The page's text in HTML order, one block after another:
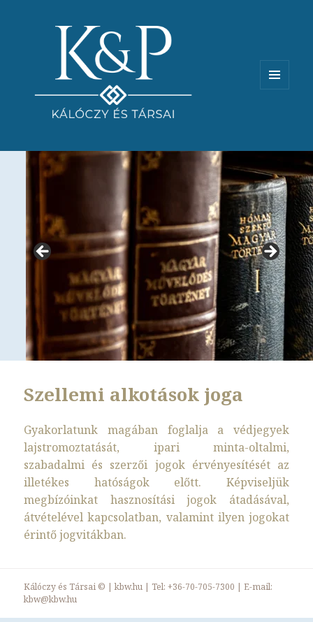
Szellemi alkotások joga
Gyakorlatunk magában foglalja a védjegyek
lajstromoztatását, ipari minta-oltalmi,
szabadalmi és szerzői jogok érvényesítését az
illetékes hatóságok előtt. Képviseljük
megbízóinkat hasznosítási jogok átadásával,
átvételével kapcsolatban, valamint ilyen jogokat
érintő jogvitákban.
Kálóczy és Társai © |kbw.hu | Tel:+36-70-705-7300 | E-mail:
kbw@kbw.hu